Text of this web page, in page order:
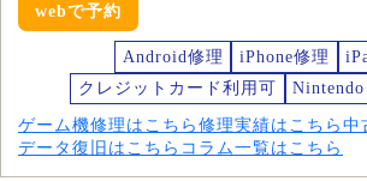
webで予約
Android修理 iPhone修理
クレジットカード利用可
ゲーム機修理はこちら 修理実績はこちら 中
データ復旧はこちら コラム一覧はこちら